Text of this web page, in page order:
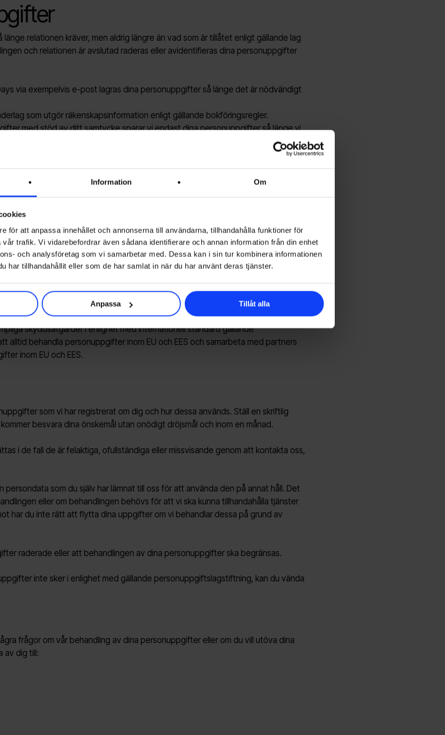
Information Om
för att anpassa innehållet och annonserna till användarna, tillhandahålla funktioner för
trafik. Vi vidarebefordrar även sådana identifierare och annan information från din enhet
och analysföretag som vi samarbetar med. Dessa kan i sin tur kombinera informationen
har tillhandahållit eller som de har samlat in när du har använt deras tjänster.
Anpassa Tillåt alla
relationen kräver, men aldrig längre än vad som är tillåtet enligt gällande lag
och relationen är avslutad raderas eller avidentifieras dina personuppgifter
via exempelvis e-post lagras dina personuppgifter så länge det är nödvändigt
som utgör räkenskapsinformation enligt gällande bokföringsregler.
med stöd av ditt samtycke sparar vi endast dina personuppgifter så länge vi
dina personuppgifter för direktmarknadsföring i upp till tre år efter avslutad
sådan direktmarknadsföring.
tredjepart, dock aldrig utan att vi har stöd i integritetspolicyn och att alla
delas med Glory Days partners ska uppgifterna behandlas enligt våra
som är förenliga med de ändamål för vilka vi har samlat in informationen.
Days ska kunna uppfylla vissa rättsliga skyldigheter gentemot relevanta
EES. Skulle Glory Days använda sig av personuppgiftsbiträden som är
skyddsåtgärder i enlighet med internationell standard gällande
alltid behandla personuppgifter inom EU och EES och samarbeta med partners
inom EU och EES.
som vi har registrerat om dig och hur dessa används. Ställ en skriftlig
besvara dina önskemål utan onödigt dröjsmål och inom en månad.
i de fall de är felaktiga, ofullständiga eller missvisande genom att kontakta oss,
som du själv har lämnat till oss för att använda den på annat håll. Det
eller om behandlingen behövs för att vi ska kunna tillhandahålla tjänster
har du inte rätt att flytta dina uppgifter om vi behandlar dessa på grund av
raderade eller att behandlingen av dina personuppgifter ska begränsas.
inte sker i enlighet med gällande personuppgiftslagstiftning, kan du vända
frågor om vår behandling av dina personuppgifter eller om du vill utöva dina
av dig till: